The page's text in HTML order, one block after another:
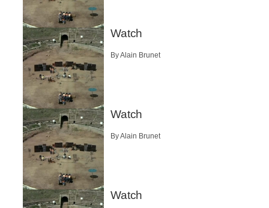
Watch
By Alain Brunet
Watch
By Alain Brunet
Watch